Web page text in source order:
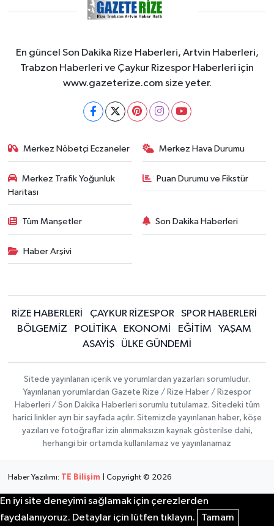
En güncel Son Dakika Rize Haberleri, Artvin Haberleri,
Trabzon Haberleri ve Çaykur Rizespor Haberleri için
www.gazeterize.com size yeter.
Merkez Nöbetçi Eczaneler Merkez Hava Durumu
Merkez Trafik Yoğunluk
Haritası
Puan Durumu ve Fikstür
Tüm Manşetler Son Dakika Haberleri
Haber Arşivi
RİZE HABERLERİ ÇAYKUR RİZESPOR
SPOR HABERLERİ
BÖLGEMİZ
POLİTİKA EKONOMİ EĞİTİM
YAŞAM
ASAYİŞ
ÜLKE GÜNDEMİ
Sitede yayınlanan içerik ve yorumlardan yazarları sorumludur.
Yayınlanan yorumlardan Gazete Rize / Rize Haber / Rizespor
Haberleri / Son Dakika Haberleri sorumlu tutulamaz. Sitedeki tüm
harici linkler ayrı bir sayfada açılır. Sitemizde yayınlanan haber, köşe
yazıları ve fotoğraflar izin alınmaksızın kaynak gösterilse dahi,
herhangi bir ortamda kullanılamaz ve yayınlanamaz
Haber Yazılımı: TE Bilişim | Copyright © 2026
En iyi site deneyimi sağlamak için çerezlerden
faydalanıyoruz. Detaylar için lütfen tıklayın.
Tamam